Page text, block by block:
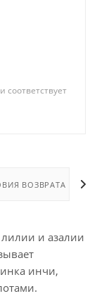
соответствует
ВОЗВРАТА
и азалии
инчи,